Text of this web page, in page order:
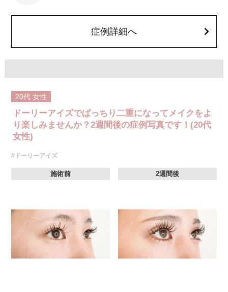
症、血管閉塞などが生じることがございます。注入箇所を強く刺激するよ
うなマッサージは1〜2週間ほどお控えください。
費用：モニター価格54,800円(税込)症例詳細へ
20代 女性
ドーリーアイズでぱっちり二重になってメイクをよ
り楽しみませんか？2週間後の症例写真です！(20代
女性)
#ドーリーアイズ
施術前 2週間後